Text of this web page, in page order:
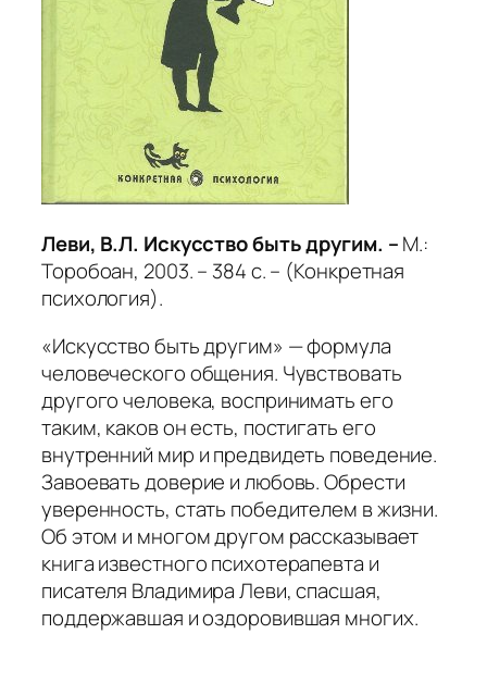
Леви, В.Л. Искусство быть другим. –М.:
Торобоан, 2003. – 384 с. – (Конкретная
психология).
«Искусство быть другим» — формула
человеческого общения. Чувствовать
другого человека, воспринимать его
таким, каков он есть, постигать его
внутренний мир и предвидеть поведение.
Завоевать доверие и любовь. Обрести
уверенность, стать победителем в жизни.
Об этом и многом другом рассказывает
книга известного психотерапевта и
писателя Владимира Леви, спасшая,
поддержавшая и оздоровившая многих.